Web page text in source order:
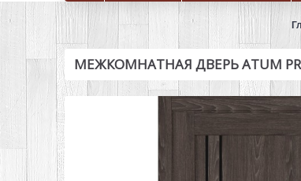
Вызов на замер
МЕЖКОМНАТНАЯ ДВЕРЬ ATUM PRO